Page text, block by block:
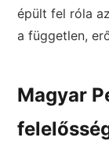
épült fel róla
a független,
Magyar